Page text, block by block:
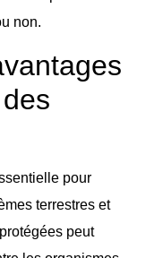
non.
pour
terrestres et
peut